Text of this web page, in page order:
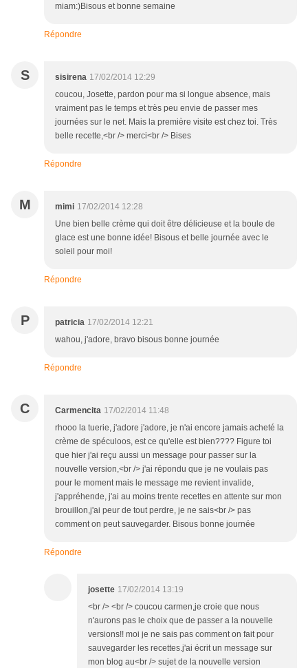
miam:)Bisous et bonne semaine
Répondre
S sisirena 17/02/2014 12:29
coucou, Josette, pardon pour ma si longue absence, mais
vraiment pas le temps et très peu envie de passer mes
journées sur le net. Mais la première visite est chez toi. Très
belle recette,<br /> merci<br /> Bises
Répondre
M mimi 17/02/2014 12:28
Une bien belle crème qui doit être délicieuse et la boule de
glace est une bonne idée! Bisous et belle journée avec le
soleil pour moi!
Répondre
P patricia 17/02/2014 12:21
wahou, j'adore, bravo bisous bonne journée
Répondre
C Carmencita 17/02/2014 11:48
rhooo la tuerie, j'adore j'adore, je n'ai encore jamais acheté la
crème de spéculoos, est ce qu'elle est bien???? Figure toi
que hier j'ai reçu aussi un message pour passer sur la
nouvelle version,<br /> j'ai répondu que je ne voulais pas
pour le moment mais le message me revient invalide,
j'appréhende, j'ai au moins trente recettes en attente sur mon
brouillon,j'ai peur de tout perdre, je ne sais<br /> pas
comment on peut sauvegarder. Bisous bonne journée
Répondre
josette 17/02/2014 13:19
<br /> <br /> coucou carmen,je croie que nous
n'aurons pas le choix que de passer a la nouvelle
versions!! moi je ne sais pas comment on fait pour
sauvegarder les recettes.j'ai écrit un message sur
mon blog au<br /> sujet de la nouvelle version